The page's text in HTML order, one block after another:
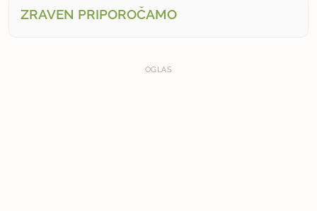
ZRAVEN PRIPOROČAMO
OGLAS